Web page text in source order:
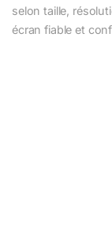
selon taille,
écran fiable et